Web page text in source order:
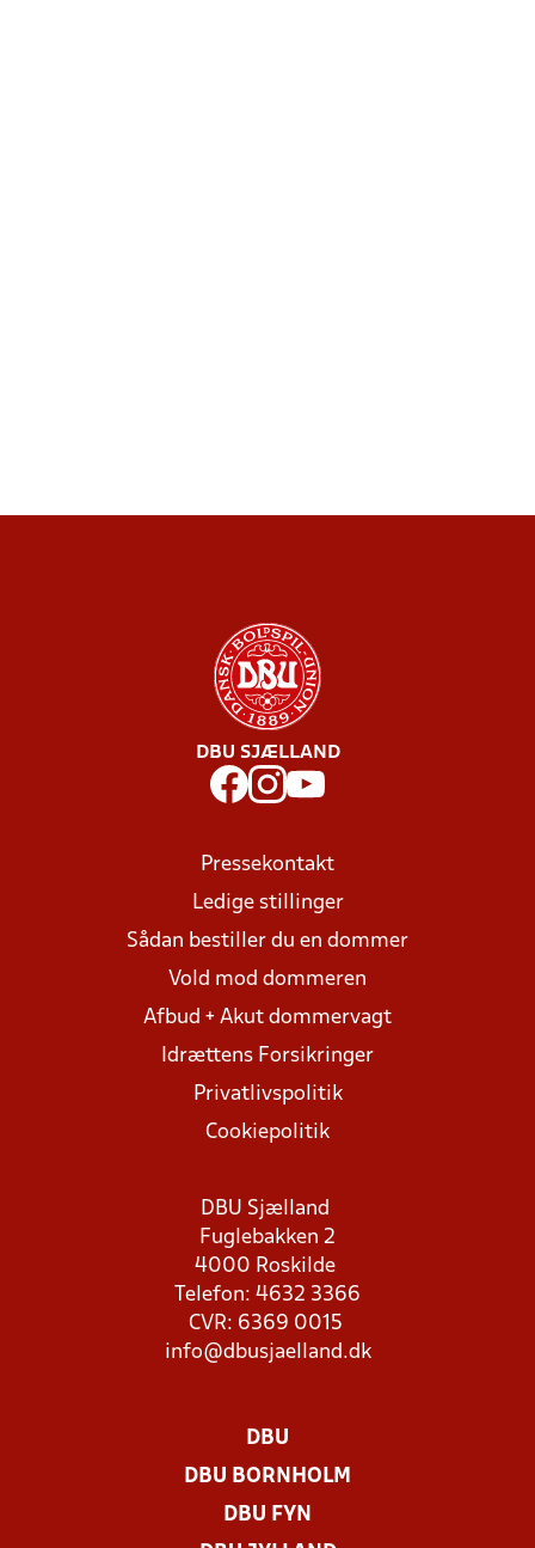
DBU SJÆLLAND
Pressekontakt
Ledige stillinger
Sådan bestiller du en dommer
Vold mod dommeren
Afbud + Akut dommervagt
Idrættens Forsikringer
Privatlivspolitik
Cookiepolitik
DBU Sjælland
Fuglebakken 2
4000 Roskilde
Telefon: 4632 3366
CVR: 6369 0015
info@dbusjaelland.dk
DBU
DBU BORNHOLM
DBU FYN